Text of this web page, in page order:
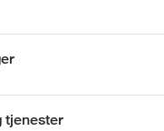
tjenester